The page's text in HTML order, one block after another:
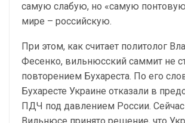
самую слабую, но «самую
мире – российскую.
При этом, как считает политолог
Фесенко, вильнюсский саммит не
повторением Бухареста. По его
Бухаресте Украине отказали в
ПДЧ под давлением России.